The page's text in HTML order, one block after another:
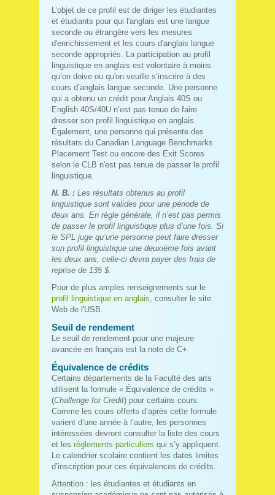
L’objet de ce profil est de diriger les étudiantes
et étudiants pour qui l'anglais est une langue
seconde ou étrangère vers les mesures
d'enrichissement et les cours d'anglais langue
seconde appropriés. La participation au profil
linguistique en anglais est volontaire à moins
qu’on doive ou qu'on veuille s’inscrire à des
cours d’anglais langue seconde. Une personne
qui a obtenu un crédit pour Anglais 40S ou
English 40S/40U n’est pas tenue de faire
dresser son profil linguistique en anglais.
Également, une personne qui présente des
résultats du Canadian Language Benchmarks
Placement Test ou encore des Exit Scores
selon le CLB n'est pas tenue de passer le profil
linguistique.
N. B. : Les résultats obtenus au profil
linguistique sont valides pour une période de
deux ans. En règle générale, il n’est pas permis
de passer le profil linguistique plus d’une fois. Si
le SPL juge qu’une personne peut faire dresser
son profil linguistique une deuxième fois avant
les deux ans, celle-ci devra payer des frais de
reprise de 135 $.
Pour de plus amples renseignements sur le
profil linguistique en anglais, consulter le site
Web de l'USB.
Seuil de rendement
Le seuil de rendement pour une majeure
avancée en français est la note de C+.
Équivalence de crédits
Certains départements de la Faculté des arts
utilisent la formule « Équivalence de crédits »
(Challenge for Credit) pour certains cours.
Comme les cours offerts d’après cette formule
varient d’une année à l’autre, les personnes
intéressées devront consulter la liste des cours
et les règlements particuliers qui s’y appliquent.
Le calendrier scolaire contient les dates limites
d’inscription pour ces équivalences de crédits.
Attention : les étudiantes et étudiants en